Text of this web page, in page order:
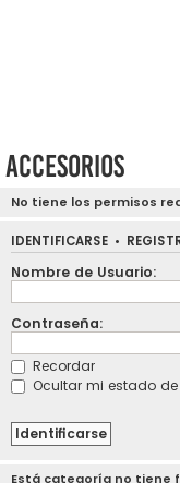
Accesorios
No tiene los permisos
IDENTIFICARSE •
Nombre de Usuario:
Contraseña:
Recordar
Ocultar mi estado
Está categoría no tiene